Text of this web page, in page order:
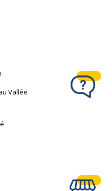
Vallée